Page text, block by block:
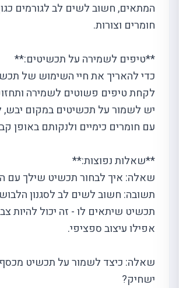
המתאים, חשוב לשים לב לגורמים
חומרים וצורות.
**טיפים לשמירה על תכשיטים:**
כדי להאריך את חיי השימוש של
לקחת טיפים פשוטים לשמירה
יש לשמור על תכשיטים במקום יבש,
עם חומרים כימיים ולנקותם באופן
**שאלות נפוצות:**
שאלה: איך לבחור תכשיט שילך עם
תשובה: חשוב לשים לב לסגנון
תכשיט שיתאים לו - זה יכול להיות
אפילו עיצוב ספציפי.
שאלה: כיצד לשמור על תכשיט
ישחיק?